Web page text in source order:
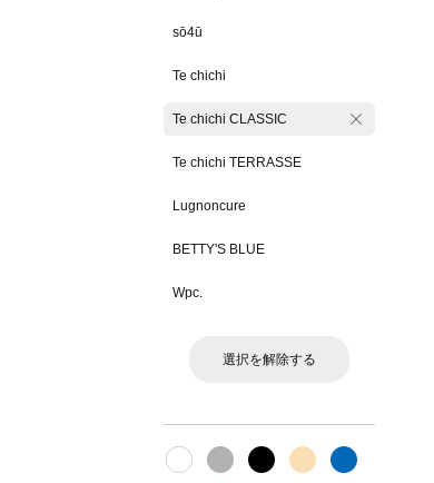
sō4ū
Te chichi
Te chichi CLASSIC
Te chichi TERRASSE
Lugnoncure
BETTY'S BLUE
Wpc.
選択を解除する